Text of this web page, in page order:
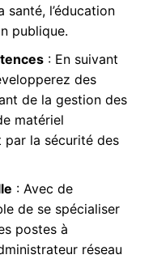
santé, l’éducation
publique.
: En suivant
des
de la gestion des
matériel
par la sécurité des
: Avec de
de se spécialiser
postes à
réseau